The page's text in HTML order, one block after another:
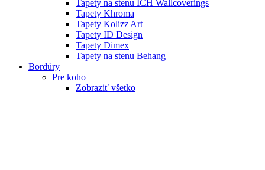
Tapety na stenu ICH Wallcoverings
Tapety Khroma
Tapety Kolizz Art
Tapety ID Design
Tapety Dimex
Tapety na stenu Behang
Bordúry
Pre koho
Zobraziť všetko